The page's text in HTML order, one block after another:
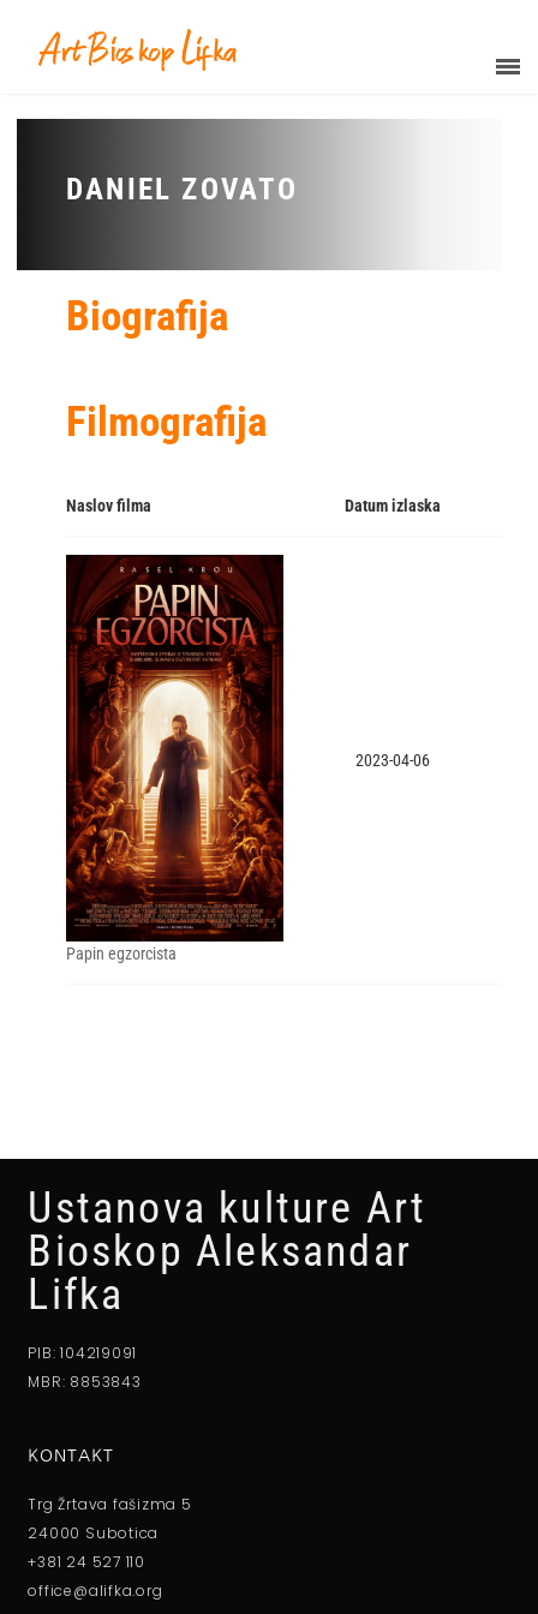
DANIEL ZOVATO
Biografija
Filmografija
Naslov filma Datum izlaska
Papin egzorcista
2023-04-06
Ustanova kulture Art
Bioskop Aleksandar
Lifka
PIB: 104219091
MBR: 8853843
KONTAKT
Trg Žrtava fašizma 5
24000 Subotica
+381 24 527 110
office@alifka.org